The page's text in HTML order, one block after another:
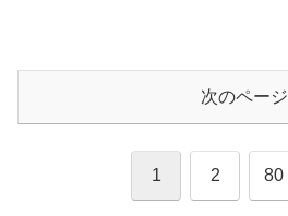
次のページ
1 2 80